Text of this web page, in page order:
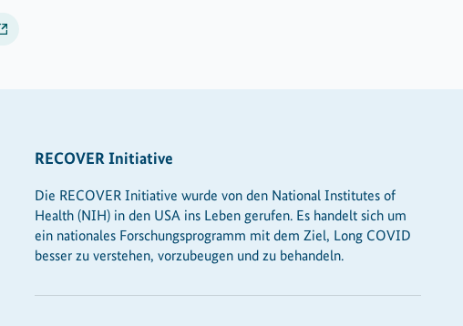
RECOVER Initiative
Die RECOVER Initiative wurde von den National Institutes of
Health (NIH) in den USA ins Leben gerufen. Es handelt sich um
ein nationales Forschungsprogramm mit dem Ziel, Long COVID
besser zu verstehen, vorzubeugen und zu behandeln.